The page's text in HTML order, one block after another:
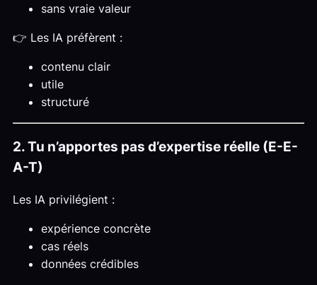
sans vraie valeur
👉 Les IA préfèrent :
contenu clair
utile
structuré
2. Tu n’apportes pas d’expertise réelle (E-E-
A-T)
Les IA privilégient :
expérience concrète
cas réels
données crédibles